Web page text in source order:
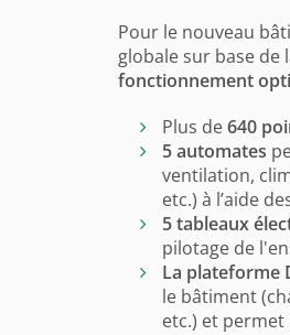
Pour le nouveau
globale sur base de
fonctionnement
Plus de640
5 automates
ventilation,
etc.) à l’aide
5 tableaux
pilotage de
La plateforme
le bâtiment
etc.) et permet